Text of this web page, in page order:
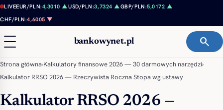
Przejdź do treści
LIVEEUR/PLN:4,3010 ▲USD/PLN:3,7324 ▲GBP/PLN:5,0172 ▲
CHF/PLN:4,6005 ▼
bankowynet.pl search
Strona główna›Kalkulatory finansowe 2026 — 30 darmowych narzędzi›
Kalkulator RRSO 2026 — Rzeczywista Roczna Stopa wg ustawy
Kalkulator RRSO 2026 —